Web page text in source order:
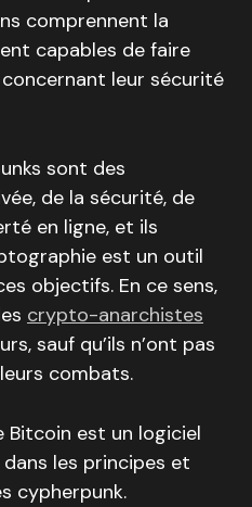
comprennent la
capables de faire
leur sécurité
sont des
de la sécurité, de
en ligne, et ils
est un outil
objectifs. En ce sens,
crypto-anarchistes
sauf qu’ils n’ont pas
combats.
Bitcoin est un logiciel
les principes et
cypherpunk.